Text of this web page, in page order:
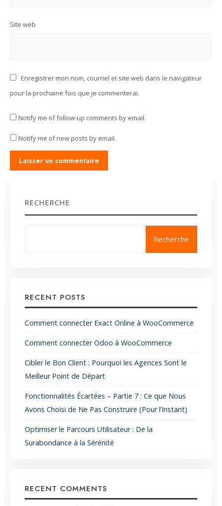
Site web
Enregistrer mon nom, courriel et site web dans le navigateur
pour la prochaine fois que je commenterai.
Notify me of follow-up comments by email.
Notify me of new posts by email.
RECHERCHE
Recherche
RECENT POSTS
Comment connecter Exact Online à WooCommerce
Comment connecter Odoo à WooCommerce
Cibler le Bon Client : Pourquoi les Agences Sont le
Meilleur Point de Départ
Fonctionnalités Écartées – Partie 7 : Ce que Nous
Avons Choisi de Ne Pas Construire (Pour l’Instant)
Optimiser le Parcours Utilisateur : De la
Surabondance à la Sérénité
RECENT COMMENTS